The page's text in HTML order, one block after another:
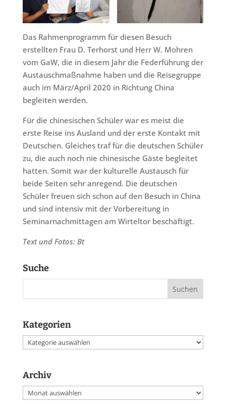
Das Rahmenprogramm für diesen Besuch
erstellten Frau D. Terhorst und Herr W. Mohren
vom GaW, die in diesem Jahr die Federführung der
Austauschmaßnahme haben und die Reisegruppe
auch im März/April 2020 in Richtung China
begleiten werden.
Für die chinesischen Schüler war es meist die
erste Reise ins Ausland und der erste Kontakt mit
Deutschen. Gleiches traf für die deutschen Schüler
zu, die auch noch nie chinesische Gäste begleitet
hatten. Somit war der kulturelle Austausch für
beide Seiten sehr anregend. Die deutschen
Schüler freuen sich schon auf den Besuch in China
und sind intensiv mit der Vorbereitung in
Seminarnachmittagen am Wirteltor beschäftigt.
Text und Fotos: Bt
Suche
Kategorien
Kategorien
Archiv
Archiv